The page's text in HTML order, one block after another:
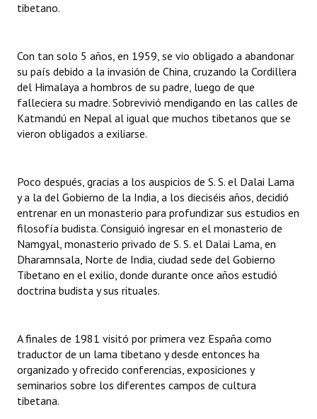
Informes de Unidad Coordinadora
Ejecución Presupuestaria
Actas de Audiencias Públicas
Comunicaciones
Declaraciones
Resoluciones
Resoluciones de Presidencia
Antiguos Pobladores
Noticias Destacadas
Registros y Distinciones
tibetano.
Con tan solo 5 años, en 1959, se vio obligado a abandonar
su país debido a la invasión de China, cruzando la Cordillera
del Himalaya a hombros de su padre, luego de que
falleciera su madre. Sobrevivió mendigando en las calles de
Katmandú en Nepal al igual que muchos tibetanos que se
vieron obligados a exiliarse.
Poco después, gracias a los auspicios de S. S. el Dalai Lama
y a la del Gobierno de la India, a los dieciséis años, decidió
entrenar en un monasterio para profundizar sus estudios en
filosofía budista. Consiguió ingresar en el monasterio de
Namgyal, monasterio privado de S. S. el Dalai Lama, en
Dharamnsala, Norte de India, ciudad sede del Gobierno
Tibetano en el exilio, donde durante once años estudió
doctrina budista y sus rituales.
A finales de 1981 visitó por primera vez España como
traductor de un lama tibetano y desde entonces ha
organizado y ofrecido conferencias, exposiciones y
seminarios sobre los diferentes campos de cultura
tibetana.